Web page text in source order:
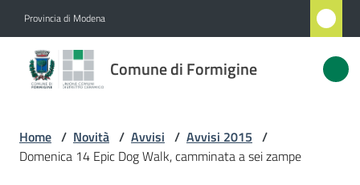
Provincia di Modena
Comune di Formigine
Comune
di
Home / Novità / Avvisi / Avvisi 2015 /
Domenica 14 Epic Dog Walk, camminata a sei zampe